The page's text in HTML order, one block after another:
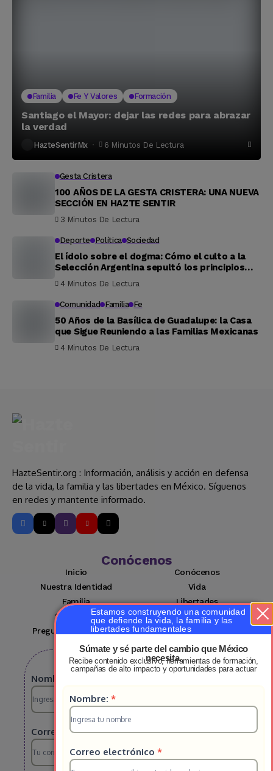
Familia Fe Y Valores Formación
Santiago el Mayor: dejar las redes para abrazar
la verdad
HazteSentirMx 6 Minutos De Lectura
Gesta Cristera
100 AÑOS DE LA GESTA CRISTERA: UNA NUEVA
SECCIÓN EN HAZTE SENTIR
3 Minutos De Lectura
Deporte Política Sociedad
El ídolo sobre el dogma: Cómo el culto a la
Selección Argentina sepultó los principios
éticos de la nueva derecha
4 Minutos De Lectura
Comunidad Familia Fe
50 Años de la Basílica de Guadalupe: la Casa
que Sigue Reuniendo a las Familias Mexicanas
4 Minutos De Lectura
HazteSentir.org : Información, análisis y acción en defensa
de la vida, la familia y las libertades en México. Síguenos
en redes y mantente informado.
Conócenos
Inicio
Conócenos
Nuestra Identidad
Vida
Familia
Libertades
Suscríbete
Mi cuenta
Preguntas Frecuentes
Contacto
Suscribete a nuestro boletin
Suscripcion
HS
2025
Nombre:
Correo electrónico*
Estamos construyendo una comunidad
que defiende la vida, la familia y las
libertades fundamentales
Súmate y sé parte del cambio que México
necesita.
Recibe contenido exclusivo, herramientas de formación,
campañas de alto impacto y oportunidades para actuar
Suscripcion
HS
2025
Nombre: *
Correo electrónico *